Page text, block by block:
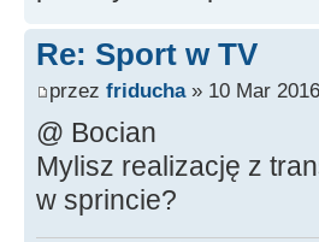
Re: Sport w TV
przez friducha» 10 Mar
@ Bocian
Mylisz realizację z
w sprincie?